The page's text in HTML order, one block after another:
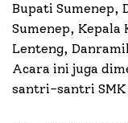
Bupati Sumenep,
Sumenep, Kepala
Lenteng,
Acara ini juga
santri-santri